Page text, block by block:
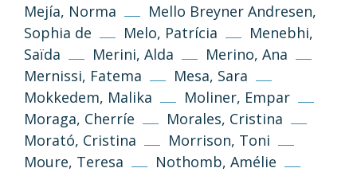
Mejía, Norma
Mello Breyner Andresen,
Sophia de
Melo, Patrícia
Menebhi,
Saïda
Merini, Alda
Merino, Ana
Mernissi, Fatema
Mesa, Sara
Mokkedem, Malika
Moliner, Empar
Moraga, Cherríe
Morales, Cristina
Morató, Cristina
Morrison, Toni
Moure, Teresa
Nothomb, Amélie
(CC-BY-NC-SA 3.0)
Tornar a dalt
Si no s’indica altra cosa, els textos i imatges
d’aquest web es publiquen sota llicència
Creative Commons 3.0 de Reconeixement-
NoComercial-CompartirIgual (cc-by-nc-sa
3.0)